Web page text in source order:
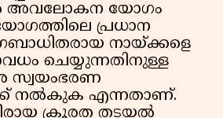
അവലോകന യോഗം
പ്രധാന
നായ്ക്കളെ
ചെയ്യുന്നതിനുള്ള
സ്വയംഭരണ
നൽകുക എന്നതാണ്.
ക്രൂരത തടയൽ